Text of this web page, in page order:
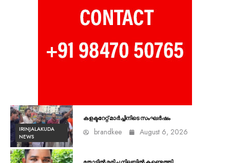
IRINJALAKUDA
NEWS
കളക്ടറേറ്റ് മാർച്ചിനിടെ സംഘർഷം
brandkee August 6, 2026